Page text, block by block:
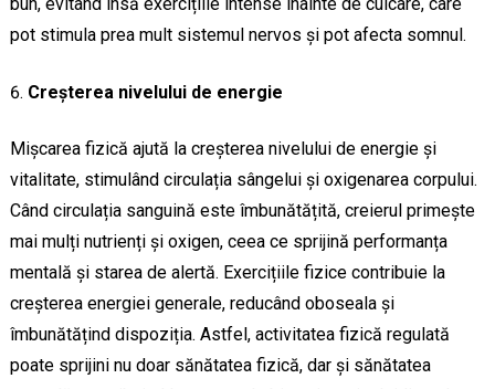
pot stimula prea mult sistemul nervos și pot afecta somnul.
Creșterea nivelului de energie
Mișcarea fizică ajută la creșterea nivelului de energie și
vitalitate, stimulând circulația sângelui și oxigenarea corpului.
Când circulația sanguină este îmbunătățită, creierul primește
mai mulți nutrienți și oxigen, ceea ce sprijină performanța
mentală și starea de alertă. Exercițiile fizice contribuie la
creșterea energiei generale, reducând oboseala și
îmbunătățind dispoziția. Astfel, activitatea fizică regulată
poate sprijini nu doar sănătatea fizică, dar și sănătatea